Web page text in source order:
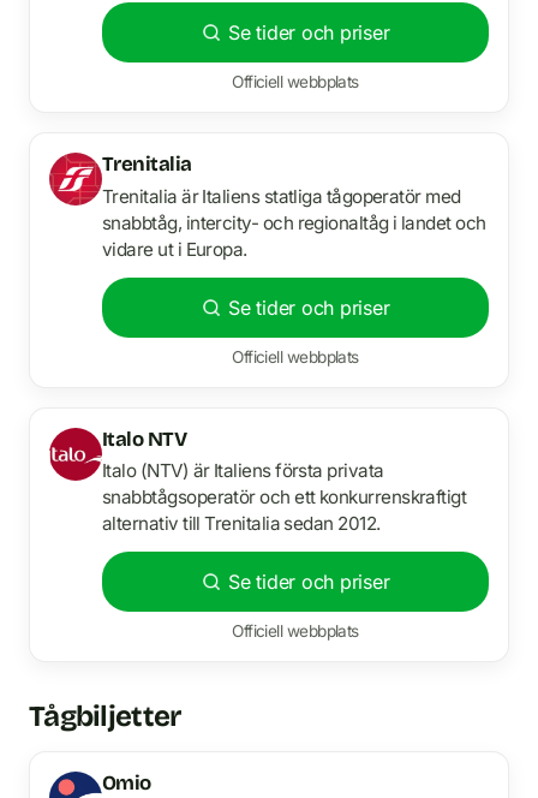
Se tider och priser
Officiell webbplats
Trenitalia
Trenitalia är Italiens statliga tågoperatör med
snabbtåg, intercity- och regionaltåg i landet och
vidare ut i Europa.
Se tider och priser
Officiell webbplats
Italo NTV
Italo (NTV) är Italiens första privata
snabbtågsoperatör och ett konkurrenskraftigt
alternativ till Trenitalia sedan 2012.
Se tider och priser
Officiell webbplats
Tågbiljetter
Omio